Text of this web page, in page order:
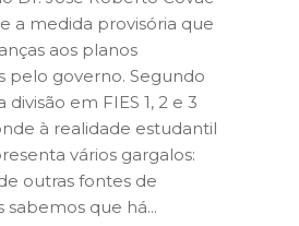
a medida provisória que
aos planos
pelo governo. Segundo
divisão em FIES 1, 2 e 3
à realidade estudantil
vários gargalos:
outras fontes de
sabemos que há...